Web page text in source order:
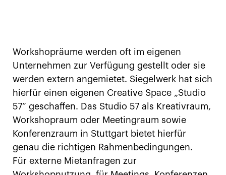
Workshopräume werden oft im eigenen
Unternehmen zur Verfügung gestellt oder sie
werden extern angemietet. Siegelwerk hat sich
hierfür einen eigenen Creative Space „Studio
57“ geschaffen. Das Studio 57 als Kreativraum,
Workshopraum oder Meetingraum sowie
Konferenzraum in Stuttgart bietet hierfür
genau die richtigen Rahmenbedingungen.
Für externe Mietanfragen zur